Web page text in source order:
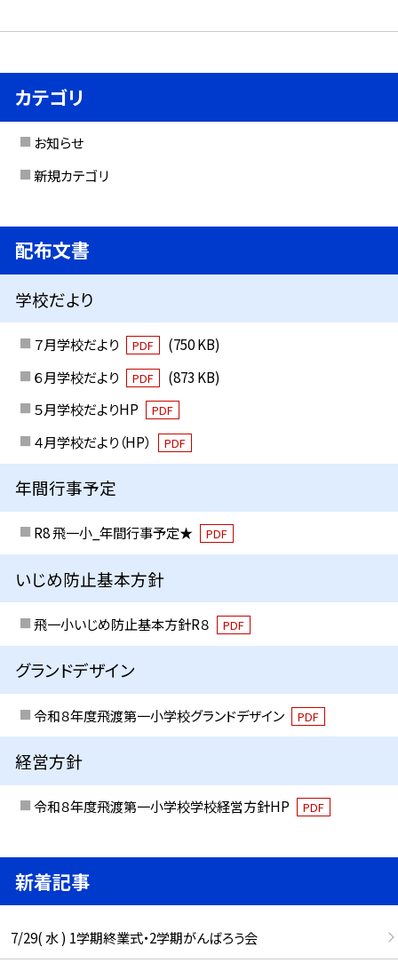
カテゴリ
お知らせ
新規カテゴリ
配布文書
学校だより
７月学校だより PDF
(750 KB)
６月学校だより
PDF
(873 KB)
５月学校だよりHP
PDF
４月学校だより（HP） PDF
年間行事予定
R8 飛一小_年間行事予定★ PDF
いじめ防止基本方針
飛一小いじめ防止基本方針R８ PDF
グランドデザイン
令和８年度飛渡第一小学校グランドデザイン PDF
経営方針
令和８年度飛渡第一小学校学校経営方針HP PDF
新着記事
7/29( 水 ) 1学期終業式・2学期がんばろう会